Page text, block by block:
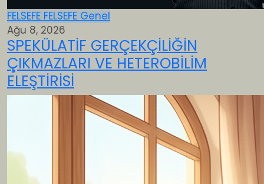
FELSEFE FELSEFE Genel
Ağu 8, 2026
SPEKÜLATİF GERÇEKÇİLİĞİN
ÇIKMAZLARI VE HETEROBİLİM
ELEŞTİRİSİ